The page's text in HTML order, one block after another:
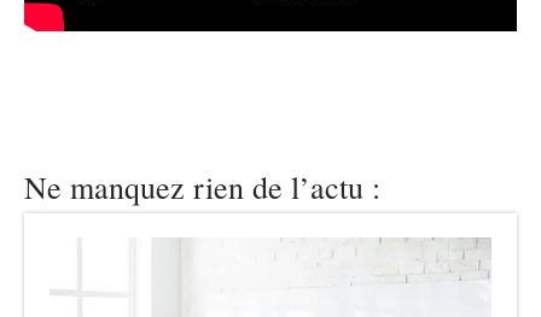
Ne manquez rien de l’actu :